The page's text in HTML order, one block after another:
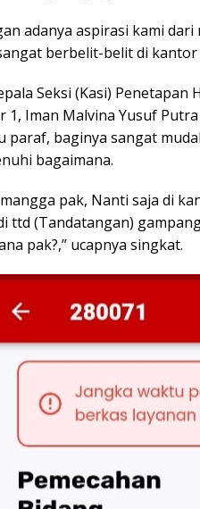
adanya aspirasi kami
berbelit-belit di
Seksi (Kasi) Penetapan
1, Iman Malvina Yusuf
paraf, baginya sangat
bagaimana.
pak, Nanti saja di
ttd (Tandatangan)
pak?,” ucapnya singkat.